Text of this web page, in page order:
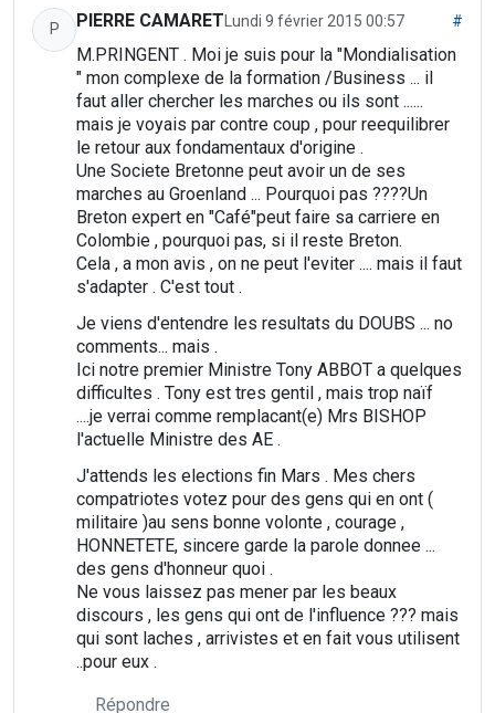
P PIERRE CAMARET Lundi 9 février 2015 00:57 #
M.PRINGENT . Moi je suis pour la "Mondialisation
" mon complexe de la formation /Business ... il
faut aller chercher les marches ou ils sont ......
mais je voyais par contre coup , pour reequilibrer
le retour aux fondamentaux d'origine .
Une Societe Bretonne peut avoir un de ses
marches au Groenland ... Pourquoi pas ????Un
Breton expert en "Café"peut faire sa carriere en
Colombie , pourquoi pas, si il reste Breton.
Cela , a mon avis , on ne peut l'eviter .... mais il faut
s'adapter . C'est tout .
Je viens d'entendre les resultats du DOUBS ... no
comments... mais .
Ici notre premier Ministre Tony ABBOT a quelques
difficultes . Tony est tres gentil , mais trop naïf
....je verrai comme remplacant(e) Mrs BISHOP
l'actuelle Ministre des AE .
J'attends les elections fin Mars . Mes chers
compatriotes votez pour des gens qui en ont (
militaire )au sens bonne volonte , courage ,
HONNETETE, sincere garde la parole donnee ...
des gens d'honneur quoi .
Ne vous laissez pas mener par les beaux
discours , les gens qui ont de l'influence ??? mais
qui sont laches , arrivistes et en fait vous utilisent
..pour eux .
Répondre